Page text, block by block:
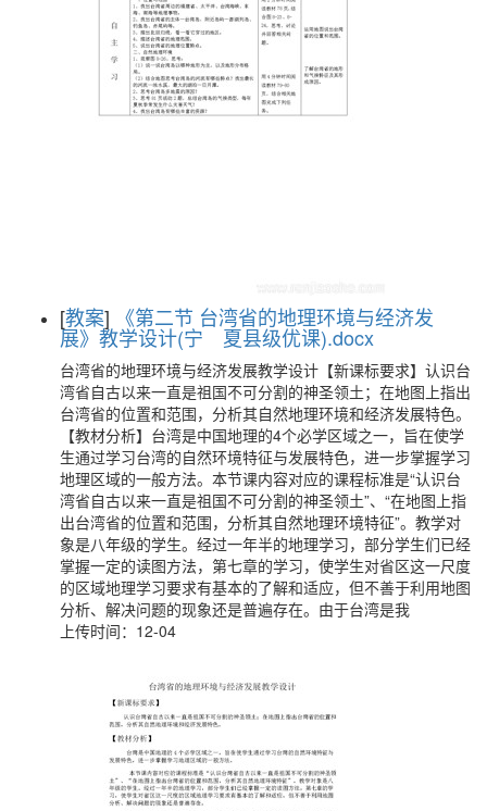
[教案] 《第二节 台湾省的地理环境与经济发
展》教学设计(宁 夏县级优课).docx
台湾省的地理环境与经济发展教学设计【新课标要求】认识台
湾省自古以来一直是祖国不可分割的神圣领土；在地图上指出
台湾省的位置和范围，分析其自然地理环境和经济发展特色。
【教材分析】台湾是中国地理的4个必学区域之一，旨在使学
生通过学习台湾的自然环境特征与发展特色，进一步掌握学习
地理区域的一般方法。本节课内容对应的课程标准是“认识台
湾省自古以来一直是祖国不可分割的神圣领土”、“在地图上指
出台湾省的位置和范围，分析其自然地理环境特征”。教学对
象是八年级的学生。经过一年半的地理学习，部分学生们已经
掌握一定的读图方法，第七章的学习，使学生对省区这一尺度
的区域地理学习要求有基本的了解和适应，但不善于利用地图
分析、解决问题的现象还是普遍存在。由于台湾是我
上传时间：12-04